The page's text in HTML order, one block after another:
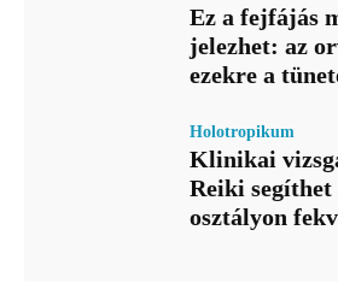
Ez a fejfájás
jelezhet: az
ezekre a
Holotropikum
Klinikai
Reiki
osztályon